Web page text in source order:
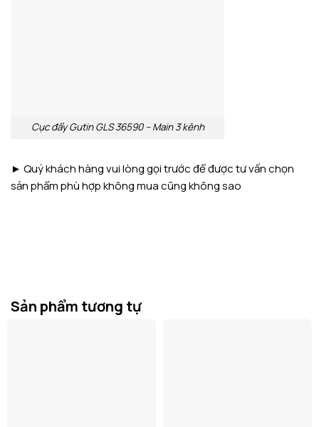
Cục đẩy Gutin GLS 36590 – Main 3 kênh
► Quý khách hàng vui lòng gọi trước để được tư vấn chọn
sản phẩm phù hợp không mua cũng không sao
Sản phẩm tương tự